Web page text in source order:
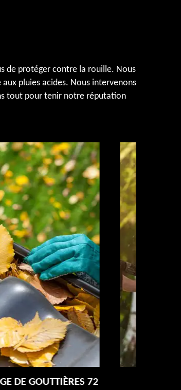
de protéger contre la rouille. Nous
pluies acides. Nous intervenons
tout pour tenir notre réputation
ET RAVALEMENT DE